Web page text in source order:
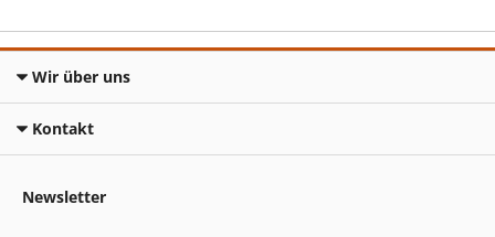
Wir über uns
Kontakt
Newsletter